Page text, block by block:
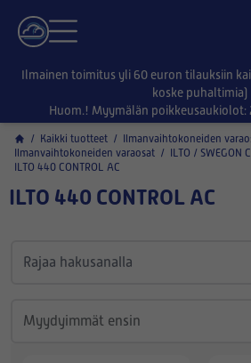
Ilmainen toimitus yli 60 euron tilauksiin
koske puhaltimia)
Huom.! Myymälän poikkeusaukiolot:
/ Kaikki tuotteet / Ilmanvaihtokoneiden
Ilmanvaihtokoneiden varaosat / ILTO / SWEGON
ILTO 440 CONTROL AC
ILTO 440 CONTROL AC